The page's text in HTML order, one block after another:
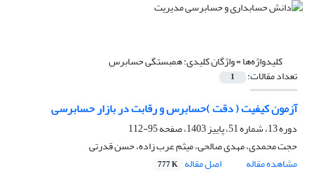
کلیدواژه‌ها =واژگان کلیدی: همبستگی حسابرس
تعداد مقالات: 1
آزمون کیفیت ( دقت )حسابرس و رقابت در بازار حسابرسی
دوره 13، شماره 51، پاییز 1403، صفحه
95-112
حجت محمدی، مهدی صالحی، میثم عرب زاده، حسن قدرتی
مشاهده مقاله
اصل مقاله 777 K